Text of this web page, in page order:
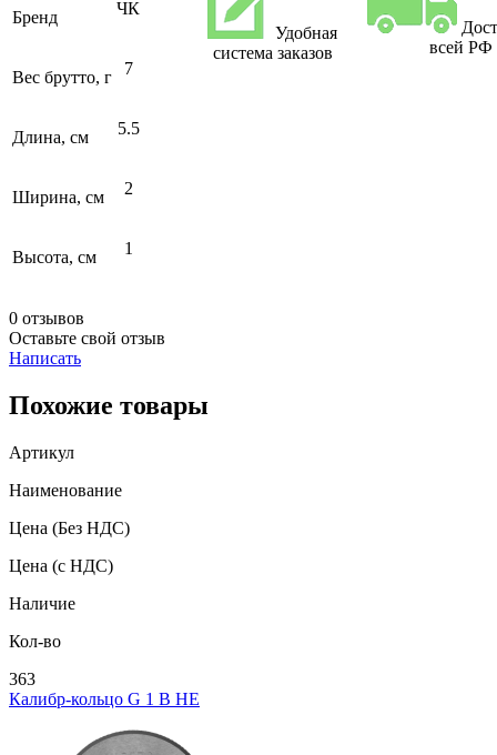
Бренд ЧК
Вес брутто, г 7
Длина, см 5.5
Ширина, см 2
Высота, см 1
0 отзывов
Оставьте свой отзыв
Написать
Удобная
система заказов
всей РФ
Похожие товары
Артикул
Наименование
Цена (Без НДС)
Цена (с НДС)
Наличие
Кол-во
363
Калибр-кольцо G 1 В НЕ